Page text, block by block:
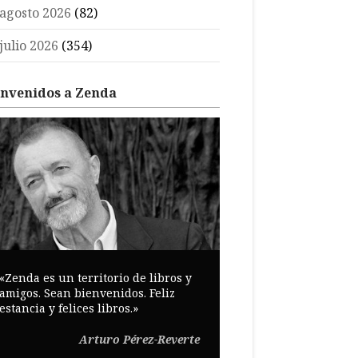
2026 (82)
2026 (354)
a Zenda
es un territorio de libros y
Sean bienvenidos. Feliz
y felices libros.»
Arturo Pérez-Reverte